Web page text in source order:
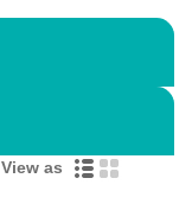
View as